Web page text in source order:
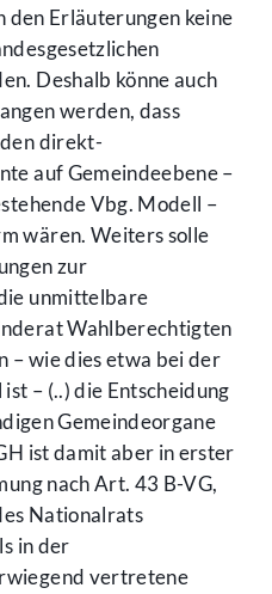
den Erläuterungen keine
Deshalb könne auch
werden, dass
direkt-
auf Gemeindeebene –
Vbg. Modell –
wären. Weiters solle
zur
unmittelbare
Wahlberechtigten
– wie dies etwa bei der
– (..) die Entscheidung
Gemeindeorgane
ist damit aber in erster
nach Art. 43 B-VG,
Nationalrats
in der
vertretene